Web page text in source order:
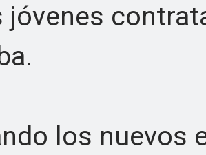
jóvenes
los nuevos